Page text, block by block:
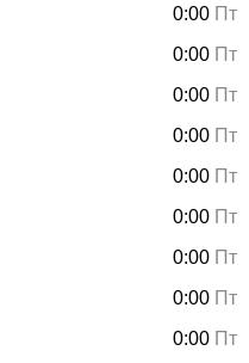
0:00 Пт
0:00 Пт
0:00 Пт
0:00 Пт
0:00 Пт
0:00 Пт
0:00 Пт
0:00 Пт
0:00 Пт